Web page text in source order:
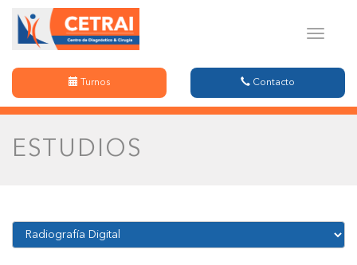
Menu
Turnos Contacto
ESTUDIOS